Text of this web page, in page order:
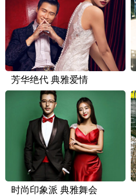
芳华绝代 典雅爱情
时尚印象派 典雅舞会